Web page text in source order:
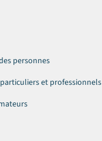
personnes
et professionnels